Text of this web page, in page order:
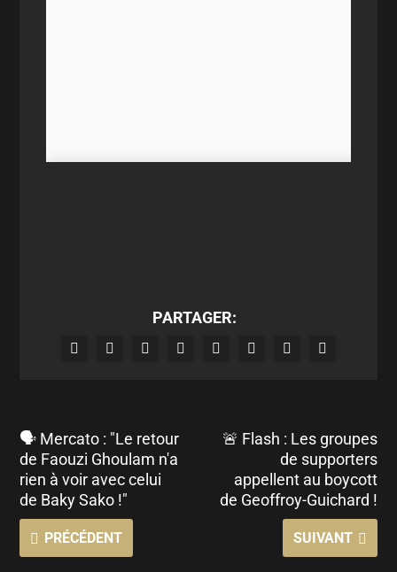
PARTAGER:
🗣 Mercato : "Le retour
de Faouzi Ghoulam n'a
rien à voir avec celui
de Baky Sako !"
PRÉCÉDENT
🚨 Flash : Les groupes
de supporters
appellent au boycott
de Geoffroy-Guichard !
SUIVANT